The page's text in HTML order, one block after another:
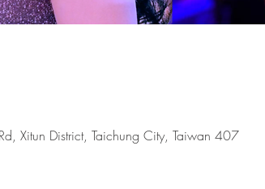
Xitun District, Taichung City, Taiwan 407